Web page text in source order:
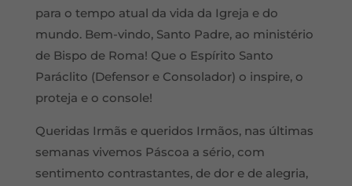
para o tempo atual da vida da Igreja e do
mundo. Bem-vindo, Santo Padre, ao ministério
de Bispo de Roma! Que o Espírito Santo
Paráclito (Defensor e Consolador) o inspire, o
proteja e o console!
Queridas Irmãs e queridos Irmãos, nas últimas
semanas vivemos Páscoa a sério, com
sentimento contrastantes, de dor e de alegria,